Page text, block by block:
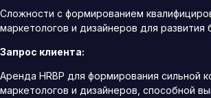
Сложности с формированием
маркетологов и дизайнеров для развития
Запрос клиента:
Аренда HRBP для формирования сильной
маркетологов и дизайнеров, способной